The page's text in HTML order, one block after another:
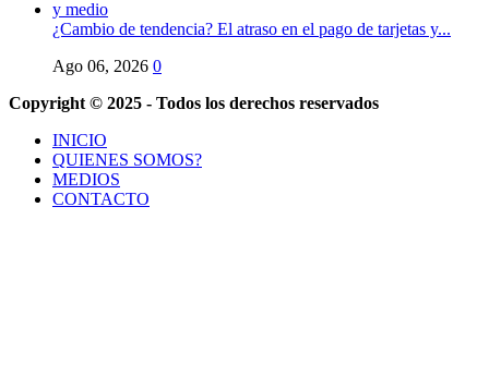
¿Cambio de tendencia? El atraso en el pago de tarjetas y...
Ago 06, 2026 0
Copyright © 2025 - Todos los derechos reservados
INICIO
QUIENES SOMOS?
MEDIOS
CONTACTO